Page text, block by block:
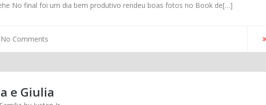
No final foi um dia bem produtivo rendeu boas fotos no Book de[…]
No Comments
e Giulia